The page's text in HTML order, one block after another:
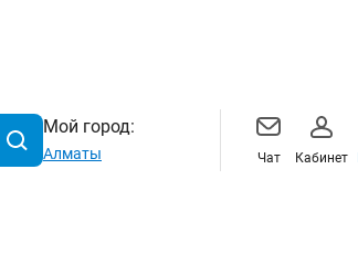
Мой город:
Алматы Чат Кабинет